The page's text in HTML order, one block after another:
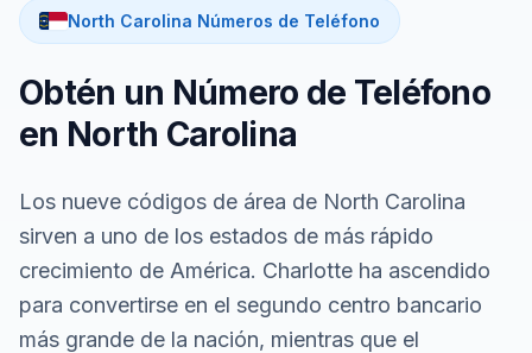
North Carolina Números de Teléfono
Obtén un Número de Teléfono
en North Carolina
Los nueve códigos de área de North Carolina
sirven a uno de los estados de más rápido
crecimiento de América. Charlotte ha ascendido
para convertirse en el segundo centro bancario
más grande de la nación, mientras que el